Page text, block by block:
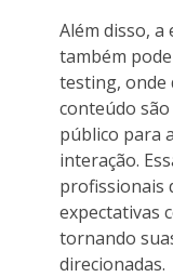
Além disso,
também
testing, onde
conteúdo
público para
interação.
profissionais
expectativas
tornando
direcionadas.